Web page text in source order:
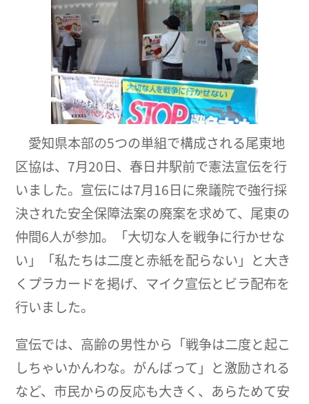
愛知県本部の5つの単組で構成される尾東地
区協は、7月20日、春日井駅前で憲法宣伝を行
いました。宣伝には7月16日に衆議院で強行採
決された安全保障法案の廃案を求めて、尾東の
仲間6人が参加。「大切な人を戦争に行かせな
い」「私たちは二度と赤紙を配らない」と大き
くプラカードを掲げ、マイク宣伝とビラ配布を
行いました。
宣伝では、高齢の男性から「戦争は二度と起こ
しちゃいかんわな。がんばって」と激励される
など、市民からの反応も大きく、あらためて安